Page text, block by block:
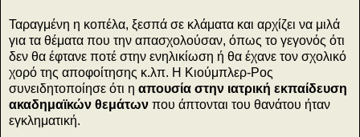
Ταραγμένη η κοπέλα, ξεσπά σε κλάματα και αρχίζει να μιλά
για τα θέματα που την απασχολούσαν, όπως το γεγονός ότι
δεν θα έφτανε ποτέ στην ενηλικίωση ή θα έχανε τον σχολικό
χορό της αποφοίτησης κ.λπ. Η Κιούμπλερ-Ρος
συνειδητοποίησε ότι η απουσία στην ιατρική εκπαίδευση
ακαδημαϊκών θεμάτων που άπτονται του θανάτου ήταν
εγκληματική.